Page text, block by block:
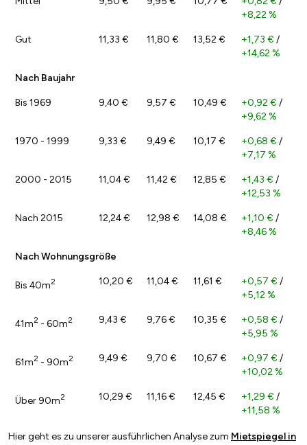
+8,22 %
Gut 11,33 € 11,80 € 13,52 € +1,73 € /
+14,62 %
Nach Baujahr
Bis 1969 9,40 € 9,57 € 10,49 € +0,92 € /
+9,62 %
1970 - 1999 9,33 € 9,49 € 10,17 € +0,68 € /
+7,17 %
2000 - 2015 11,04 € 11,42 € 12,85 € +1,43 € /
+12,53 %
Nach 2015 12,24 € 12,98 € 14,08 € +1,10 € /
+8,46 %
Nach Wohnungsgröße
Bis 40m2 10,20 € 11,04 € 11,61 € +0,57 € /
+5,12 %
41m2 - 60m2 9,43 € 9,76 € 10,35 € +0,58 € /
+5,95 %
61m2 - 90m2 9,49 € 9,70 € 10,67 € +0,97 € /
+10,02 %
Über 90m2 10,29 € 11,16 € 12,45 € +1,29 € /
+11,58 %
Hier geht es zu unserer ausführlichen Analyse zum Mietspiegel in